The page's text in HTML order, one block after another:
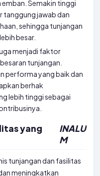
emban. Semakin tinggi
tanggung jawab dan
sehingga tunjangan
besar.
menjadi faktor
tunjangan.
performa yang baik dan
berhak
lebih tinggi sebagai
yang
INALU
M
tunjangan dan fasilitas
meningkatkan